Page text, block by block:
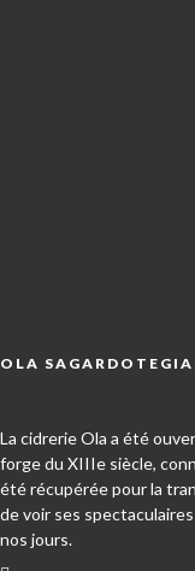
OLA SAGARDOTEGIA
La cidrerie Ola a été
forge du XIIIe siècle,
été récupérée pour la
de voir ses
nos jours.